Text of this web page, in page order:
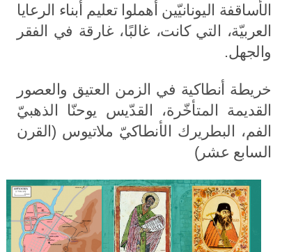
الأساقفة اليونانيّين أهملوا تعليم أبناء الرعايا
العربيّة، التي كانت، غالبًا، غارقة في الفقر
والجهل.
خريطة أنطاكية في الزمن العتيق والعصور
القديمة المتأخّرة، القدّيس يوحنّا الذهبيّ
الفم، البطريرك الأنطاكيّ ملاتيوس (القرن
السابع عشر)